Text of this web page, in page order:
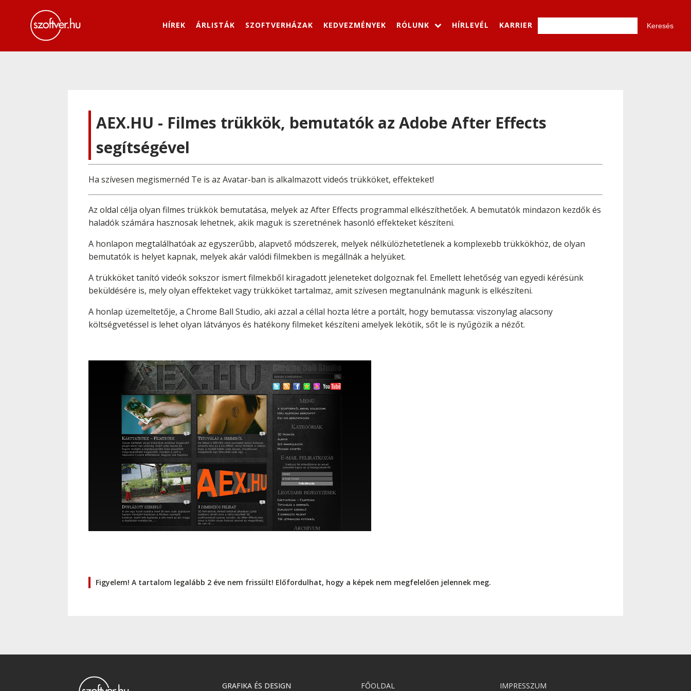
HÍREK ÁRLISTÁK SZOFTVERHÁZAK KEDVEZMÉNYEK RÓLUNK HÍRLEVÉL KARRIER
AEX.HU - Filmes trükkök, bemutatók az Adobe After Effects
segítségével
Ha szívesen megismernéd Te is az Avatar-ban is alkalmazott videós trükköket, effekteket!
Az oldal célja olyan filmes trükkök bemutatása, melyek az After Effects programmal elkészíthetőek. A bemutatók mindazon kezdők és
haladók számára hasznosak lehetnek, akik maguk is szeretnének hasonló effekteket készíteni.
A honlapon megtalálhatóak az egyszerűbb, alapvető módszerek, melyek nélkülözhetetlenek a komplexebb trükkökhöz, de olyan
bemutatók is helyet kapnak, melyek akár valódi filmekben is megállnák a helyüket.
A trükköket tanító videók sokszor ismert filmekből kiragadott jeleneteket dolgoznak fel. Emellett lehetőség van egyedi kérésünk
beküldésére is, mely olyan effekteket vagy trükköket tartalmaz, amit szívesen megtanulnánk magunk is elkészíteni.
A honlap üzemeltetője, a Chrome Ball Studio, aki azzal a céllal hozta létre a portált, hogy bemutassa: viszonylag alacsony
költségvetéssel is lehet olyan látványos és hatékony filmeket készíteni amelyek lekötik, sőt le is nyűgözik a nézőt.
Figyelem! A tartalom legalább 2 éve nem frissült! Előfordulhat, hogy a képek nem megfelelően jelennek meg.
GRAFIKA ÉS DESIGN FŐOLDAL IMPRESSZUM